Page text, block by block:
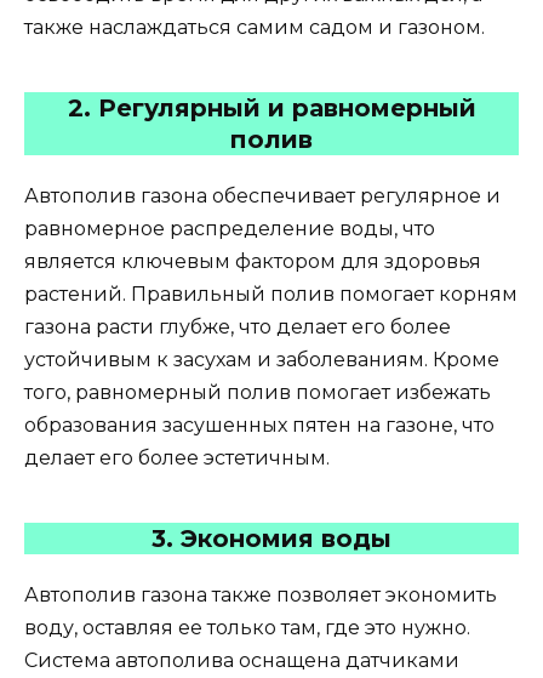
также наслаждаться самим садом и газоном.
2. Регулярный и равномерный
полив
Автополив газона обеспечивает регулярное и
равномерное распределение воды, что
является ключевым фактором для здоровья
растений. Правильный полив помогает корням
газона расти глубже, что делает его более
устойчивым к засухам и заболеваниям. Кроме
того, равномерный полив помогает избежать
образования засушенных пятен на газоне, что
делает его более эстетичным.
3. Экономия воды
Автополив газона также позволяет экономить
воду, оставляя ее только там, где это нужно.
Система автополива оснащена датчиками